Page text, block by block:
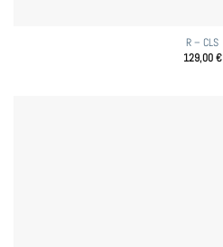
R – CLS
129,00€